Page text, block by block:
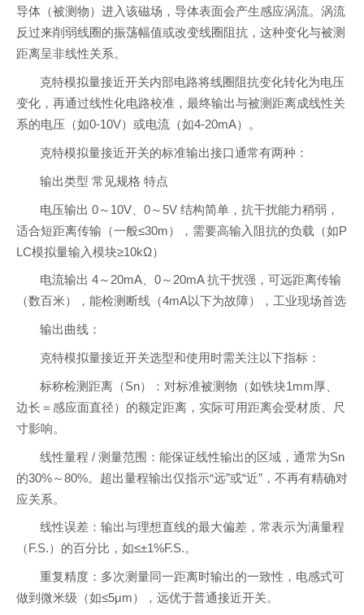
导体（被测物）进入该磁场，导体表面会产生感应涡流。涡流
反过来削弱线圈的振荡幅值或改变线圈阻抗，这种变化与被测
距离呈非线性关系。
克特模拟量接近开关内部电路将线圈阻抗变化转化为电压
变化，再通过线性化电路校准，最终输出与被测距离成线性关
系的电压（如0-10V）或电流（如4-20mA）。
克特模拟量接近开关的标准输出接口通常有两种：
输出类型 常见规格 特点
电压输出 0～10V、0～5V 结构简单，抗干扰能力稍弱，
适合短距离传输（一般≤30m），需要高输入阻抗的负载（如P
LC模拟量输入模块≥10kΩ）
电流输出 4～20mA、0～20mA 抗干扰强，可远距离传输
（数百米），能检测断线（4mA以下为故障），工业现场首选
输出曲线：
克特模拟量接近开关选型和使用时需关注以下指标：
标称检测距离（Sn）：对标准被测物（如铁块1mm厚、
边长＝感应面直径）的额定距离，实际可用距离会受材质、尺
寸影响。
线性量程 / 测量范围：能保证线性输出的区域，通常为Sn
的30%～80%。超出量程输出仅指示“远”或“近”，不再有精确对
应关系。
线性误差：输出与理想直线的最大偏差，常表示为满量程
（F.S.）的百分比，如≤±1%F.S.。
重复精度：多次测量同一距离时输出的一致性，电感式可
做到微米级（如≤5μm），远优于普通接近开关。